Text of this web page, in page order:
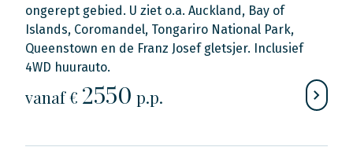
ongerept gebied. U ziet o.a. Auckland, Bay of
Islands, Coromandel, Tongariro National Park,
Queenstown en de Franz Josef gletsjer. Inclusief
4WD huurauto.
vanaf € 2550 p.p.